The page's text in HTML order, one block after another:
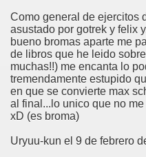
Como general de ejercitos
asustado por gotrek y felix
bueno bromas aparte me
de libros que he leido
muchas!!) me encanta lo
tremendamente estupido
en que se convierte max
al final...lo unico que no
xD (es broma)
Uryuu-kun el 9 de febrero